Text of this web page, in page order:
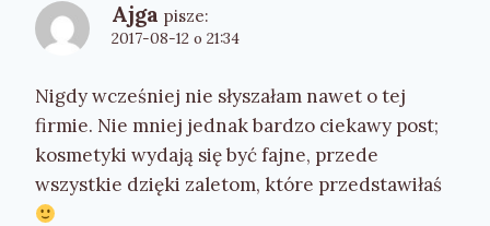
Ajga pisze:
2017-08-12 o 21:34
Nigdy wcześniej nie słyszałam nawet o tej
firmie. Nie mniej jednak bardzo ciekawy post;
kosmetyki wydają się być fajne, przede
wszystkie dzięki zaletom, które przedstawiłaś